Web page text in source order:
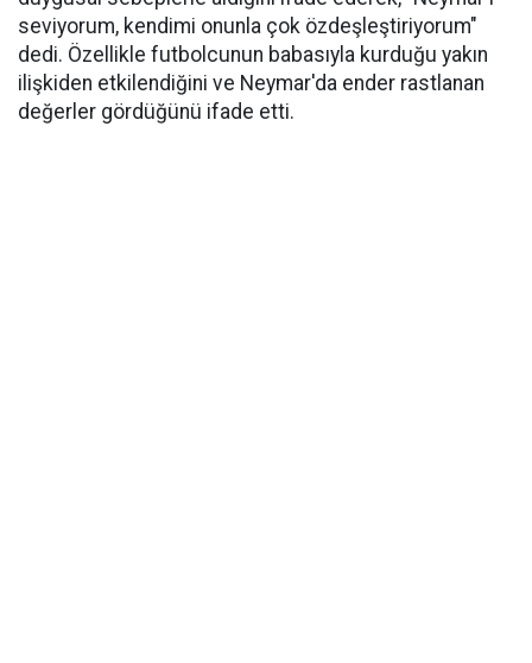
seviyorum, kendimi onunla çok özdeşleştiriyorum"
dedi. Özellikle futbolcunun babasıyla kurduğu yakın
ilişkiden etkilendiğini ve Neymar'da ender rastlanan
değerler gördüğünü ifade etti.